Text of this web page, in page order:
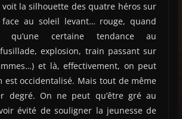
la silhouette des quatre héros sur
face au soleil levant… rouge, quand
qu’une certaine tendance au
explosion, train passant sur
et là, effectivement, on peut
est occidentalisé. Mais tout de même
degré. On ne peut qu’être gré au
évité de souligner la jeunesse de